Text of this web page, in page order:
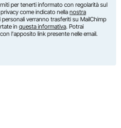
per tenerti informato con regolarità sul
come indicato nella nostra
verranno trasferiti su MailChimp
in questa informativa. Potrai
l'apposito link presente nelle email.